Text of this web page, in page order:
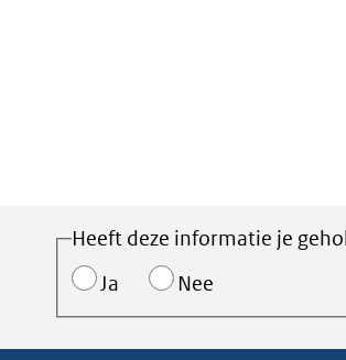
Heeft deze informatie je
Ja
Nee